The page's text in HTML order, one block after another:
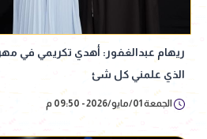
ريهام عبدالغفور: أهدي تكريمي في
الذي علمني كل شئ
الجمعة 01/مايو/2026 - 09:50 م